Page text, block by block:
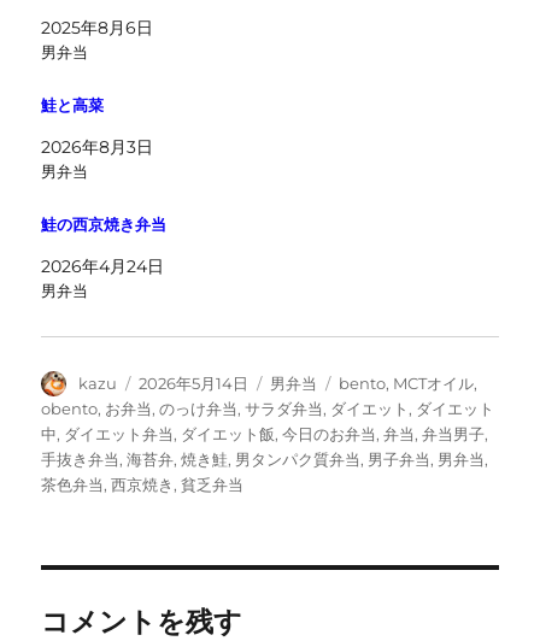
2025年8月6日
男弁当
鮭と高菜
2026年8月3日
男弁当
鮭の西京焼き弁当
2026年4月24日
男弁当
投
稿
者
kazu
投
稿
日:
2026年5月14日
カ
テ
ゴ
リ
男弁当
タ
グ
bento, MCTオイル,
obento, お弁当,のっけ弁当,サラダ弁当, ダイエット , ダイエット
中, ダイエット弁当, ダイエット飯,今日のお弁当,弁当,弁当男子,
手抜き弁当,海苔弁,焼き鮭, 男タンパク質弁当, 男子弁当, 男弁当,
茶色弁当,西京焼き ,貧乏弁当
コメントを残す